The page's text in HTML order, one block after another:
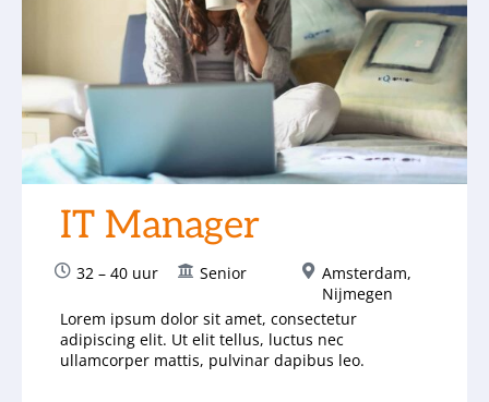
IT Manager
32 – 40 uur Senior Amsterdam,
Nijmegen
Lorem ipsum dolor sit amet, consectetur
adipiscing elit. Ut elit tellus, luctus nec
ullamcorper mattis, pulvinar dapibus leo.